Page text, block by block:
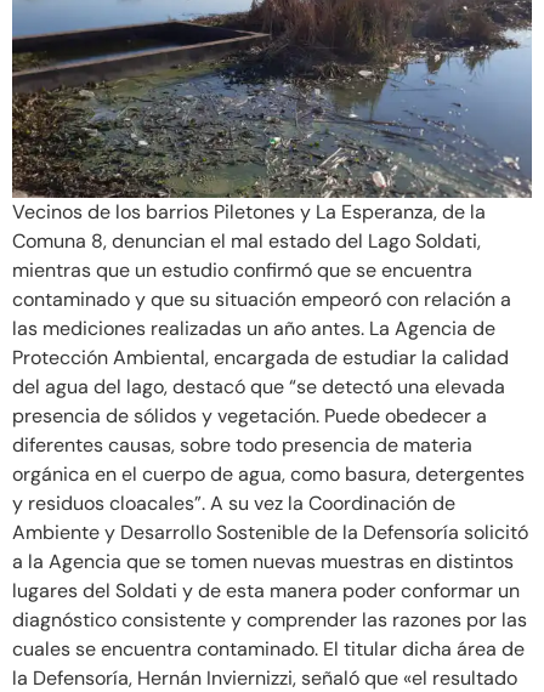
Vecinos de los barrios Piletones y La Esperanza, de la
Comuna 8, denuncian el mal estado del Lago Soldati,
mientras que un estudio confirmó que se encuentra
contaminado y que su situación empeoró con relación a
las mediciones realizadas un año antes. La Agencia de
Protección Ambiental, encargada de estudiar la calidad
del agua del lago, destacó que “se detectó una elevada
presencia de sólidos y vegetación. Puede obedecer a
diferentes causas, sobre todo presencia de materia
orgánica en el cuerpo de agua, como basura, detergentes
y residuos cloacales”. A su vez la Coordinación de
Ambiente y Desarrollo Sostenible de la Defensoría solicitó
a la Agencia que se tomen nuevas muestras en distintos
lugares del Soldati y de esta manera poder conformar un
diagnóstico consistente y comprender las razones por las
cuales se encuentra contaminado. El titular dicha área de
la Defensoría, Hernán Inviernizzi, señaló que «el resultado